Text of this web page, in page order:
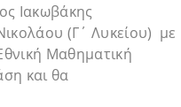
Ιακωβάκης
(Γ΄ Λυκείου) με
Μαθηματική
και θα